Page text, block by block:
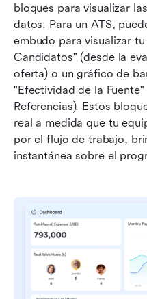
bloques para visualizar
datos. Para un ATS,
embudo para visualizar
Candidatos" (desde la
oferta) o un gráfico de
"Efectividad de la
Referencias). Estos
real a medida que tu
por el flujo de trabajo,
instantánea sobre el